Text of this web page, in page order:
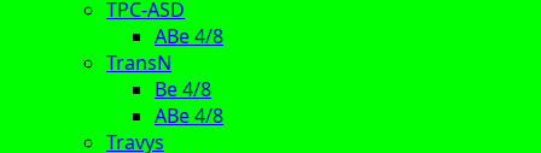
TPC-ASD
ABe 4/8
TransN
Be 4/8
ABe 4/8
Travys